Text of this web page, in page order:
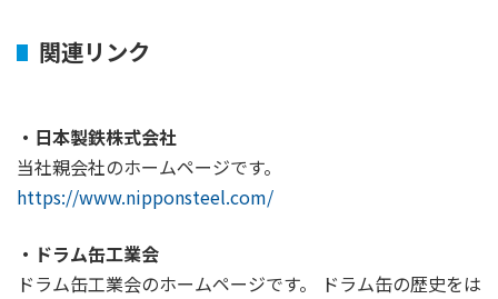
関連リンク
・日本製鉄株式会社
当社親会社のホームページです。
https://www.nipponsteel.com/
・ドラム缶工業会
ドラム缶工業会のホームページです。 ドラム缶の歴史をは